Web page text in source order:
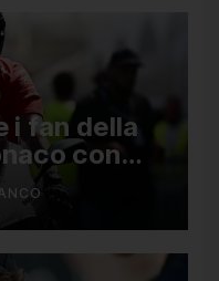
i fan della
con
limitata